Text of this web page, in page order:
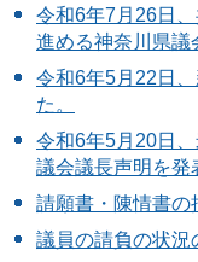
令和6年7月26日
進める神奈川県議
令和6年5月22日
た。
令和6年5月20日
議会議長声明を発
請願書・陳情書の
議員の請負の状況